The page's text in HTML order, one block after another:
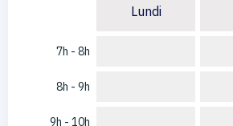
7h - 8h
8h - 9h
9h - 10h
Lundi